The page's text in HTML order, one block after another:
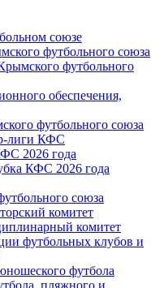
союзе
футбольного союза
футбольного
обеспечения,
футбольного союза
лиги КФС
2026 года
КФС 2026 года
союза
комитет
комитет
футбольных клубов и
футбола
пляжного и